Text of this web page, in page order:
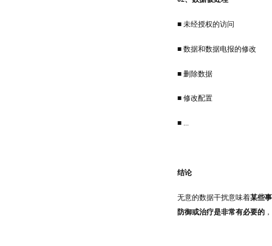
■ 未经授权的访问
■ 数据和数据电报的修改
■ 删除数据
■ 修改配置
■ ...
结论
无意的数据干扰意味着某些
防御或治疗是非常有必要的